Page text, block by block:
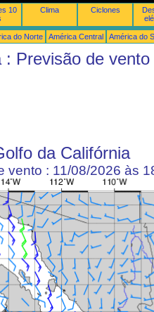
10
Clima Ciclones
do Norte América Central América do
: Previsão de vento
da Califórnia
vento : 11/08/2026 às